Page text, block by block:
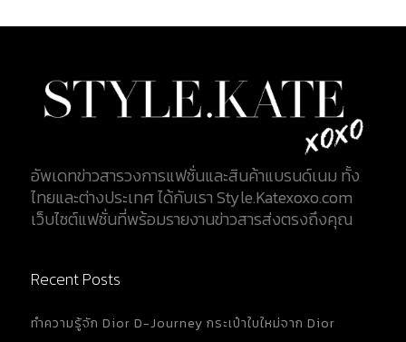
อัพเดทข่าวสารวงการแฟชั่นและสินค้าแบรนด์เนม ทั้ง
ไทยและต่างประเทศ ได้กับเรา Style.Katexoxo.com
เว็บไซต์แฟชั่นที่พร้อมรายงานข่าวสารส่งตรงถึงคุณ
Recent Posts
ทำความรู้จัก Dior D-Journey กระเป๋าใบใหม่จาก Dior